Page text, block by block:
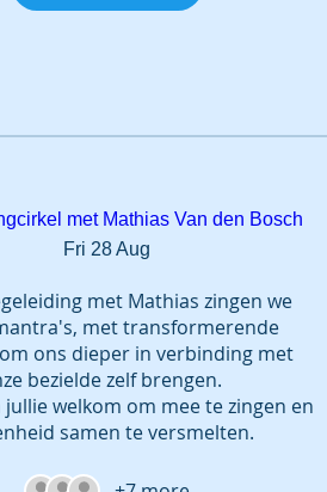
met Mathias Van den Bosch
Fri 28 Aug
met Mathias zingen we
met transformerende
ons dieper in verbinding met
bezielde zelf brengen.
jullie welkom om mee te zingen en
samen te versmelten.